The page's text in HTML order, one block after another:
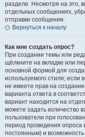
разделе. Несмотря на это,
отдельных сообщениях,
отправки сообщения.
Вернуться к началу
Как мне создать опрос?
При создании темы или
щёлкните на вкладке или
основной формой для
используемого стиля; если
не имеете прав на
варианта ответа в
вариант находится на
можете задать количество
пользователи при
период проведения опроса
постоянным) и